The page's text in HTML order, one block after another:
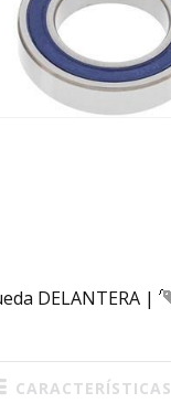
DELANTERA|
CARACTERÍSTICAS